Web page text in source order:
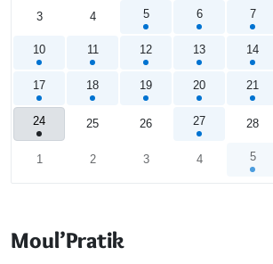
3 4 5 6 7
10 11 12 13 14
17 18 19 20 21
24 25 26 27 28
1 2 3 4 5
Moul’Pratik